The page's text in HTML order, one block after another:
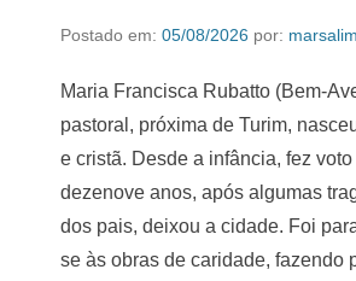
Postado em: 05/08/2026 por:
Maria Francisca Rubatto (Bem-
pastoral, próxima de Turim,
e cristã. Desde a infância, fez
dezenove anos, após algumas
dos pais, deixou a cidade. Foi
se às obras de caridade, fazendo